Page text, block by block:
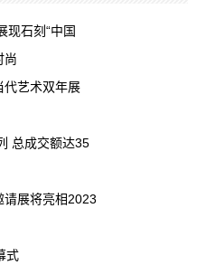
现石刻“中国
尚
代艺术双年展
总成交额达35
展将亮相2023
式